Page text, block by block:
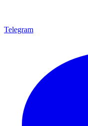
Telegram